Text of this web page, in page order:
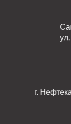
г.